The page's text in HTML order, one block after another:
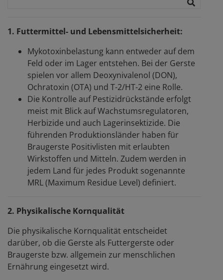
1. Futtermittel- und Lebensmittelsicherheit:
Mykotoxinbelastung kann entweder auf dem
Feld oder im Lager entstehen. Bei der Gerste
spielen vor allem Deoxynivalenol (DON),
Ochratoxin (OTA) und T-2/HT-2 eine Rolle.
Die Kontrolle auf Pestizidrückstände erfolgt
meist mit Blick auf Wachstumsregulatoren,
Herbizide und auch Lagerinsektizide. Die
führenden Produktionsländer haben für
Braugerste Positivlisten mit erlaubten
Wirkstoffen und Mitteln. Zudem werden in
jedem Land für jedes Produkt sogenannte
MRL (Maximum Residue Level) definiert.
2. Physikalische Kornqualität
Die physikalische Kornqualität entscheidet
darüber, ob die Gerste als Futtergerste oder
Braugerste bzw. allgemein zur menschlichen
Ernährung eingesetzt wird.